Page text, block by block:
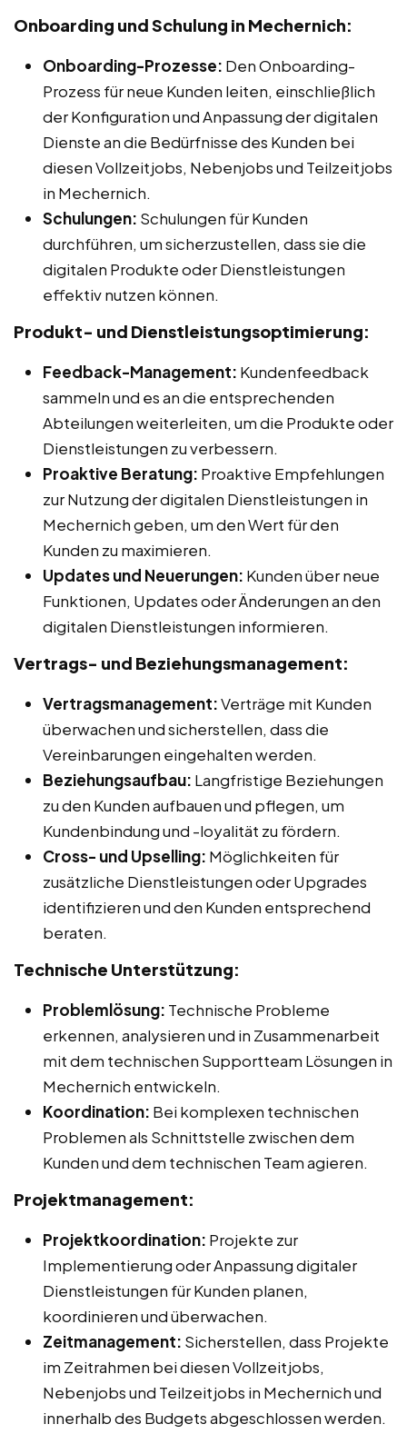
Onboarding und Schulung in Mechernich:
Onboarding-Prozesse: Den Onboarding-
Prozess für neue Kunden leiten, einschließlich
der Konfiguration und Anpassung der digitalen
Dienste an die Bedürfnisse des Kunden bei
diesen Vollzeitjobs, Nebenjobs und Teilzeitjobs
in Mechernich.
Schulungen: Schulungen für Kunden
durchführen, um sicherzustellen, dass sie die
digitalen Produkte oder Dienstleistungen
effektiv nutzen können.
Produkt- und Dienstleistungsoptimierung:
Feedback-Management: Kundenfeedback
sammeln und es an die entsprechenden
Abteilungen weiterleiten, um die Produkte oder
Dienstleistungen zu verbessern.
Proaktive Beratung: Proaktive Empfehlungen
zur Nutzung der digitalen Dienstleistungen in
Mechernich geben, um den Wert für den
Kunden zu maximieren.
Updates und Neuerungen: Kunden über neue
Funktionen, Updates oder Änderungen an den
digitalen Dienstleistungen informieren.
Vertrags- und Beziehungsmanagement:
Vertragsmanagement:Verträge mit Kunden
überwachen und sicherstellen, dass die
Vereinbarungen eingehalten werden.
Beziehungsaufbau: Langfristige Beziehungen
zu den Kunden aufbauen und pflegen, um
Kundenbindung und -loyalität zu fördern.
Cross- und Upselling: Möglichkeiten für
zusätzliche Dienstleistungen oder Upgrades
identifizieren und den Kunden entsprechend
beraten.
Technische Unterstützung:
Problemlösung: Technische Probleme
erkennen, analysieren und in Zusammenarbeit
mit dem technischen Supportteam Lösungen in
Mechernich entwickeln.
Koordination: Bei komplexen technischen
Problemen als Schnittstelle zwischen dem
Kunden und dem technischen Team agieren.
Projektmanagement:
Projektkoordination: Projekte zur
Implementierung oder Anpassung digitaler
Dienstleistungen für Kunden planen,
koordinieren und überwachen.
Zeitmanagement: Sicherstellen, dass Projekte
im Zeitrahmen bei diesen Vollzeitjobs,
Nebenjobs und Teilzeitjobs in Mechernich und
innerhalb des Budgets abgeschlossen werden.